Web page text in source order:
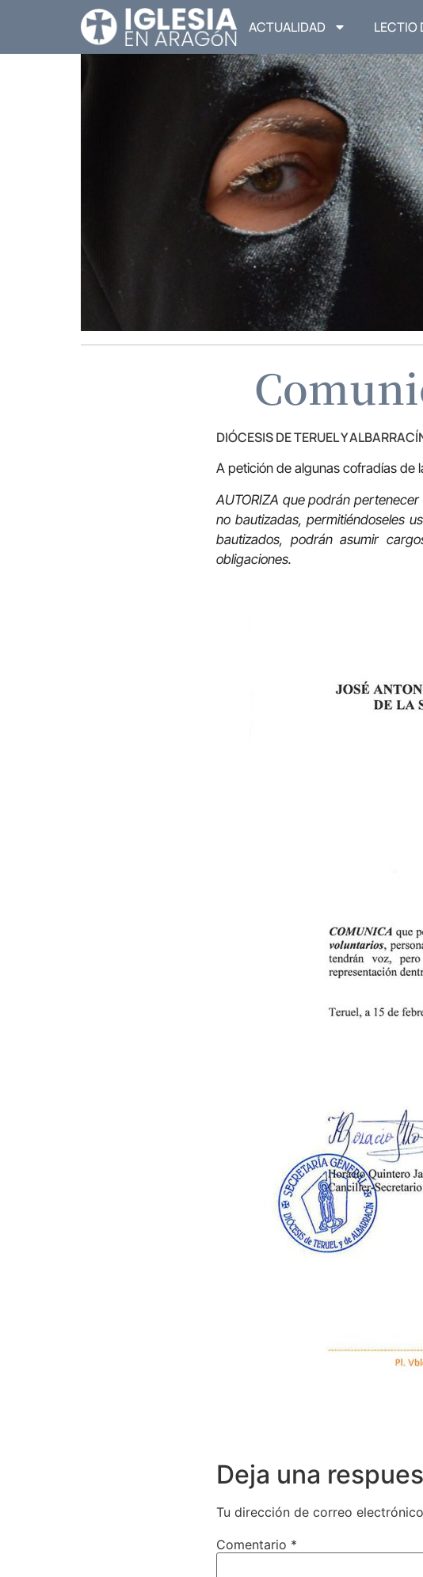
ACTUALIDAD LECTIO
DIÓCESIS DE TERUEL Y
A petición de algunas cofradías de
AUTORIZA que podrán
no bautizadas, permitiéndoseles
bautizados, podrán asumir
obligaciones.
Deja una
Tu dirección de correo
Comentario *